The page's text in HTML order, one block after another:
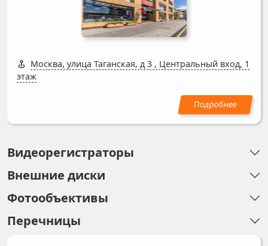
Москва, улица Таганская, д 3 , Центральный вход, 1
этаж
Видеорегистраторы
Внешние диски
Фотообъективы
Перечницы